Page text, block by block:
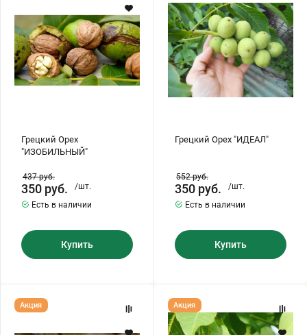
Хризантемы саженцы
Зелень и пряные травы
Грецкий Орех
"ИЗОБИЛЬНЫЙ"
437руб.
350 руб.
/шт.
Есть в наличии
Купить
Грецкий Орех "ИДЕАЛ"
552руб.
350 руб.
/шт.
Есть в наличии
Купить
Грецкий
Орех
ВОСТОКА"
Акция
Грецкий
Орех
"ДЕСЕРТНЫЙ"
Акция